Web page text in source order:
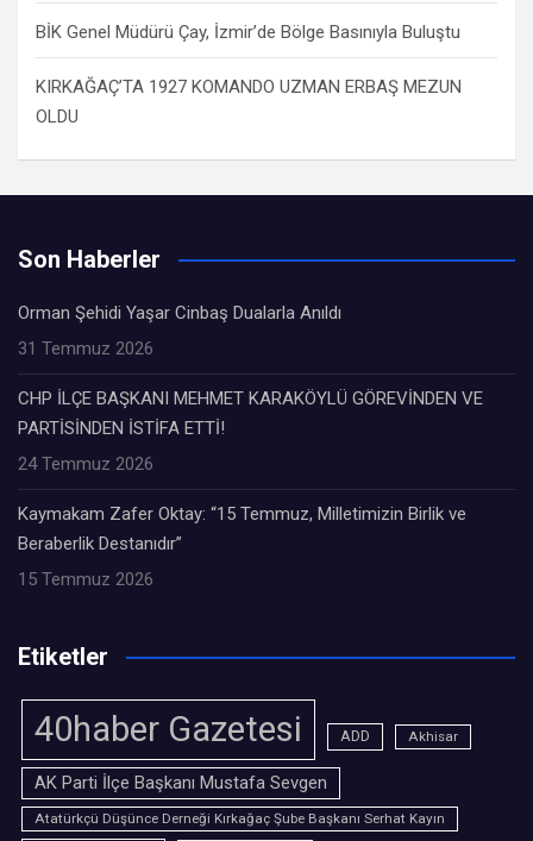
BİK Genel Müdürü Çay, İzmir’de Bölge Basınıyla Buluştu
KIRKAĞAÇ’TA 1927 KOMANDO UZMAN ERBAŞ MEZUN
OLDU
Son Haberler
Orman Şehidi Yaşar Cinbaş Dualarla Anıldı
31 Temmuz 2026
CHP İLÇE BAŞKANI MEHMET KARAKÖYLÜ GÖREVİNDEN VE
PARTİSİNDEN İSTİFA ETTİ!
24 Temmuz 2026
Kaymakam Zafer Oktay: “15 Temmuz, Milletimizin Birlik ve
Beraberlik Destanıdır”
15 Temmuz 2026
Etiketler
40haber Gazetesi ADD Akhisar
AK Parti İlçe Başkanı Mustafa Sevgen
Atatürkçü Düşünce Derneği Kırkağaç Şube Başkanı Serhat Kayın